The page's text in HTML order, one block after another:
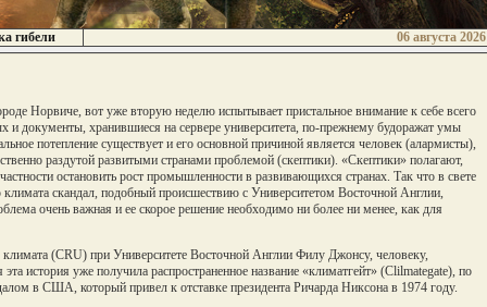
гибели
06 августа 2026
Норвиче, вот уже вторую неделю испытывает пристальное внимание к себе всего
и документы, хранившиеся на сервере университета, по-прежнему будоражат умы
потепление существует и его основной причиной является человек (алармисты),
раздутой развитыми странами проблемой (скептики). «Скептики» полагают,
остановить рост промышленности в развивающихся странах. Так что в свете
скандал, подобный происшествию с Университетом Восточной Англии,
очень важная и ее скорое решение необходимо ни более ни менее, как для
(CRU) при Университете Восточной Англии Филу Джонсу, человеку,
история уже получила распространенное название «климатгейт» (Clilmategate), по
в США, который привел к отставке президента Ричарда Никсона в 1974 году.